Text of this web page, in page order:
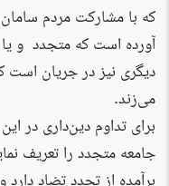
که با مشارکت مردم سامان
آورده است که متجدد و یا
دیگری نیز در جریان است
می‌زند.
برای تداوم دین‌داری در
جامعه متجدد را تعریف
برآمده از تجدد تضاد